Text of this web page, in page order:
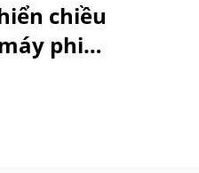
chiều
phim